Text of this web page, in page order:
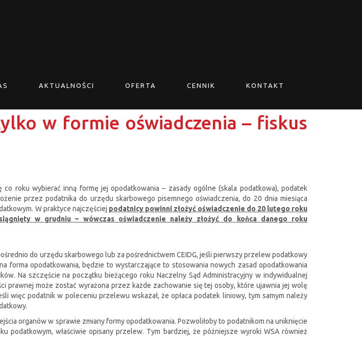
AKTUALNOŚCI OFERTA CENNIK KONTAKT
w formie oświadczenia – fiskus
roku wybierać inną formę jej opodatkowania – zasady ogólne (skala podatkowa), podatek
przez podatnika do urzędu skarbowego pisemnego oświadczenia, do 20 dnia miesiąca
W praktyce najczęściej podatnicy powinni złożyć oświadczenie do 20 lutego roku
w grudniu – wówczas oświadczenie należy złożyć do końca danego roku
do urzędu skarbowego lub za pośrednictwem CEIDG, jeśli pierwszy przelew podatkowy
opodatkowania, będzie to wystarczające to stosowania nowych zasad opodatkowania
Na szczęście na początku bieżącego roku Naczelny Sąd Administracyjny w indywidualnej
prawnej może zostać wyrażona przez każde zachowanie się tej osoby, które ujawnia jej wolę
podatnik w poleceniu przelewu wskazał, że opłaca podatek liniowy, tym samym należy
organów w sprawie zmiany formy opodatkowania. Pozwoliłoby to podatnikom na uniknięcie
podatkowym, właściwie opisany przelew. Tym bardziej, że późniejsze wyroki WSA również